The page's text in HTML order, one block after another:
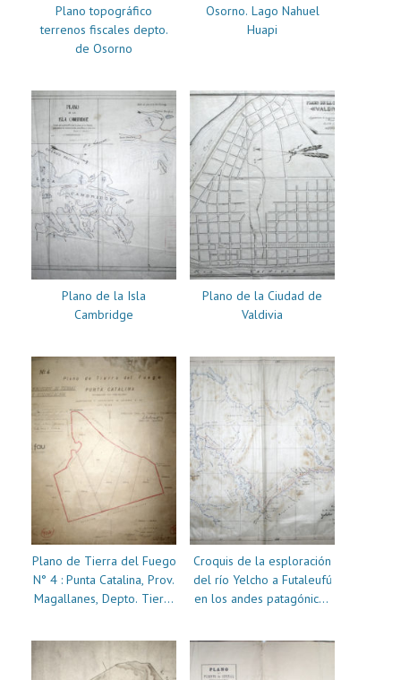
Plano topográfico
terrenos fiscales depto.
de Osorno
Osorno. Lago Nahuel
Huapi
Plano de la Isla
Cambridge
Plano de la Ciudad de
Valdivia
Plano de Tierra del Fuego
N° 4 : Punta Catalina, Prov.
Magallanes, Depto. Tierra
Croquis de la esploración
del río Yelcho a Futaleufú
en los andes patagónicos